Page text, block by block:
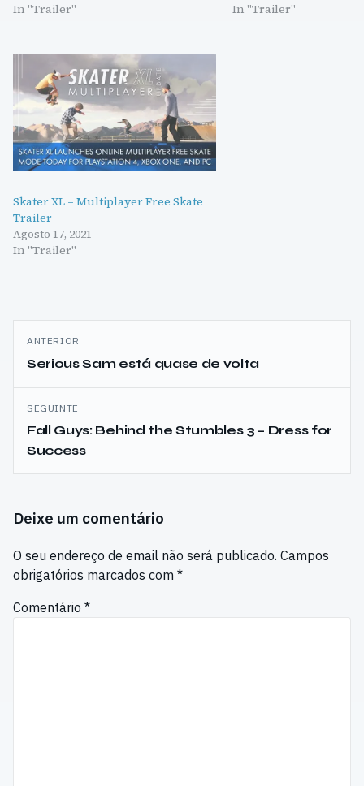
In "Trailer"
In "Trailer"
Skater XL – Multiplayer Free Skate
Trailer
Agosto 17, 2021
In "Trailer"
Navegação
de
artigos
ANTERIOR
Serious Sam está quase de volta
SEGUINTE
Fall Guys: Behind the Stumbles 3 – Dress for
Success
Deixe um comentário
O seu endereço de email não será publicado. Campos
obrigatórios marcados com *
Comentário *